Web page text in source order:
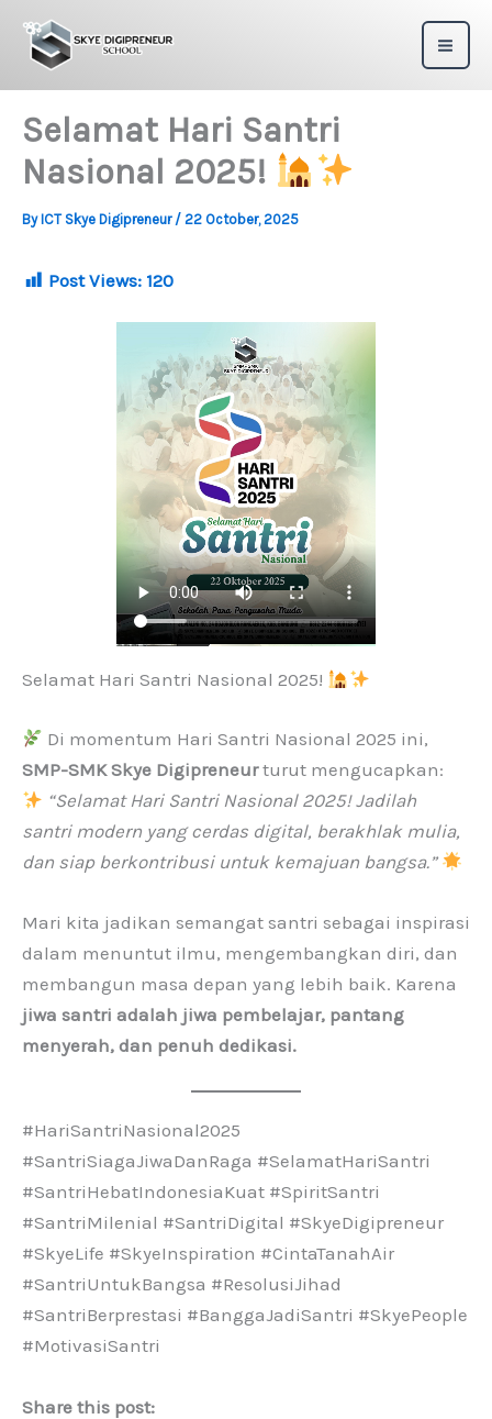
content
Selamat Hari Santri
Nasional 2025!
By ICT Skye Digipreneur / 22 October, 2025
Post Views: 120
Selamat Hari Santri Nasional 2025!
Di momentum Hari Santri Nasional 2025 ini,
SMP-SMK Skye Digipreneurturut mengucapkan:
“Selamat Hari Santri Nasional 2025! Jadilah
santri modern yang cerdas digital, berakhlak mulia,
dan siap berkontribusi untuk kemajuan bangsa.”
Mari kita jadikan semangat santri sebagai inspirasi
dalam menuntut ilmu, mengembangkan diri, dan
membangun masa depan yang lebih baik. Karena
jiwa santri adalah jiwa pembelajar, pantang
menyerah, dan penuh dedikasi.
#HariSantriNasional2025
#SantriSiagaJiwaDanRaga #SelamatHariSantri
#SantriHebatIndonesiaKuat #SpiritSantri
#SantriMilenial #SantriDigital #SkyeDigipreneur
#SkyeLife #SkyeInspiration #CintaTanahAir
#SantriUntukBangsa #ResolusiJihad
#SantriBerprestasi #BanggaJadiSantri #SkyePeople
#MotivasiSantri
Share this post: